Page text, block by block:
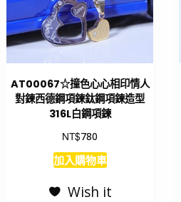
AT00067☆撞色心心相印情人
對鍊西德鋼項鍊鈦鋼項鍊造型
316L白鋼項鍊
NT$780
加入購物車
Wish it